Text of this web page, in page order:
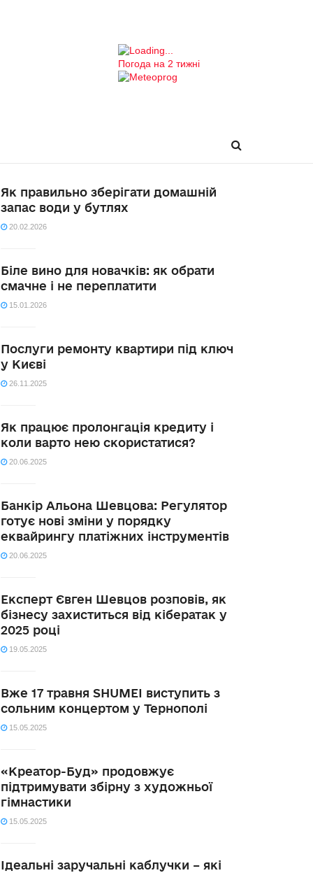
Погода на 2 тижні
Як правильно зберігати домашній
запас води у бутлях
20.02.2026
Біле вино для новачків: як обрати
смачне і не переплатити
15.01.2026
Послуги ремонту квартири під ключ
у Києві
26.11.2025
Як працює пролонгація кредиту і
коли варто нею скористатися?
20.06.2025
Банкір Альона Шевцова: Регулятор
готує нові зміни у порядку
еквайрингу платіжних інструментів
20.06.2025
Експерт Євген Шевцов розповів, як
бізнесу захиститься від кібератак у
2025 році
19.05.2025
Вже 17 травня SHUMEI виступить з
сольним концертом у Тернополі
15.05.2025
«Креатор-Буд» продовжує
підтримувати збірну з художньої
гімнастики
15.05.2025
Ідеальні заручальні каблучки – які